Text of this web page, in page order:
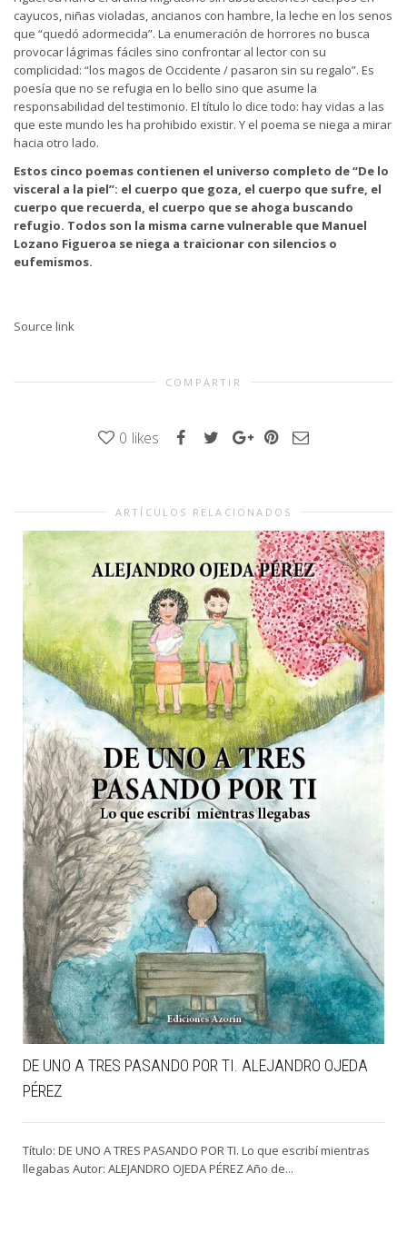
cayucos, niñas violadas, ancianos con hambre, la leche en los senos
que “quedó adormecida”. La enumeración de horrores no busca
provocar lágrimas fáciles sino confrontar al lector con su
complicidad: “los magos de Occidente / pasaron sin su regalo”. Es
poesía que no se refugia en lo bello sino que asume la
responsabilidad del testimonio. El título lo dice todo: hay vidas a las
que este mundo les ha prohibido existir. Y el poema se niega a mirar
hacia otro lado.
Estos cinco poemas contienen el universo completo de “De lo
visceral a la piel”: el cuerpo que goza, el cuerpo que sufre, el
cuerpo que recuerda, el cuerpo que se ahoga buscando
refugio. Todos son la misma carne vulnerable que Manuel
Lozano Figueroa se niega a traicionar con silencios o
eufemismos.
Source link
COMPARTIR
0 likes
ARTÍCULOS RELACIONADOS
DE UNO A TRES PASANDO POR TI. ALEJANDRO OJEDA
PÉREZ
Título: DE UNO A TRES PASANDO POR TI. Lo que escribí mientras
llegabas Autor: ALEJANDRO OJEDA PÉREZ Año de...